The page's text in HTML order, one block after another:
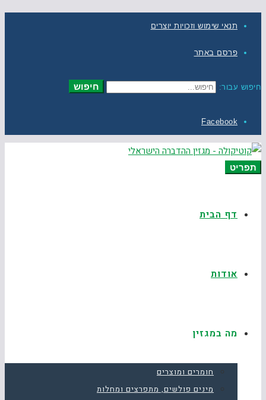
תנאי שימוש וזכויות יוצרים
פרסם באתר
חיפוש עבור: חיפוש
Facebook
תפריט
דף הבית
אודות
מה במגזין
חומרים ומוצרים
מינים פולשים, מתפרצים ומחלות